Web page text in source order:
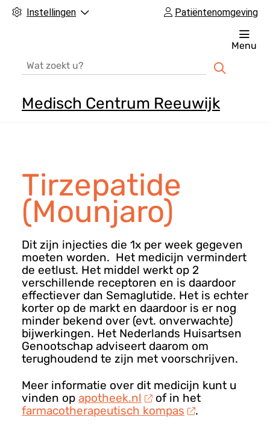
Instellingen Patiëntenomgeving
Medisch Centrum Reeuwijk
m
e
u
Menu
Tirzepatide
(Mounjaro)
Dit zijn injecties die 1x per week gegeven
moeten worden. Het medicijn vermindert
de eetlust. Het middel werkt op 2
verschillende receptoren en is daardoor
effectiever dan Semaglutide. Het is echter
korter op de markt en daardoor is er nog
minder bekend over (evt. onverwachte)
bijwerkingen. Het Nederlands Huisartsen
Genootschap adviseert daarom om
terughoudend te zijn met voorschrijven.
Meer informatie over dit medicijn kunt u
vinden op apotheek.nl
of in het
farmacotherapeutisch kompas
.